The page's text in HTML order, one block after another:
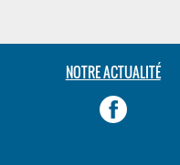
NOTRE ACTUALITÉ